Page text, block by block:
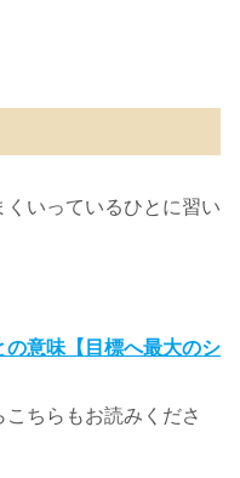
いっているひとに習い
意味【目標へ最大のシ
ちらもお読みくださ